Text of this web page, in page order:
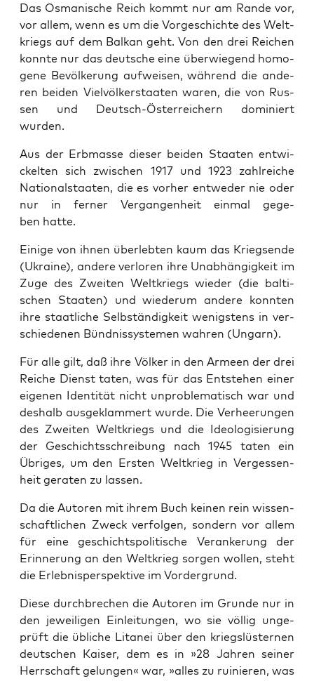
Das Osma­ni­sche Reich kommt nur am Ran­de vor,
vor allem, wenn es um die Vor­ge­schich­te des Welt­
kriegs auf dem Bal­kan geht. Von den drei Rei­chen
konn­te nur das deut­sche eine über­wie­gend homo­
ge­ne Bevöl­ke­rung auf­wei­sen, wäh­rend die ande­
ren bei­den Viel­völ­ker­staa­ten waren, die von Rus­
sen und Deutsch-Öster­rei­chern domi­niert
wurden.
Aus der Erb­mas­se die­ser bei­den Staa­ten ent­wi­
ckel­ten sich zwi­schen 1917 und 1923 zahl­rei­che
Natio­nal­staa­ten, die es vor­her ent­we­der nie oder
nur in fer­ner Ver­gan­gen­heit ein­mal gege­
ben hatte.
Eini­ge von ihnen über­leb­ten kaum das Kriegs­en­de
(Ukrai­ne), ande­re ver­lo­ren ihre Unab­hän­gig­keit im
Zuge des Zwei­ten Welt­kriegs wie­der (die bal­ti­
schen Staa­ten) und wie­der­um ande­re konn­ten
ihre staat­li­che Selb­stän­dig­keit wenigs­tens in ver­
schie­de­nen Bünd­nis­sys­te­men wah­ren (Ungarn).
Für alle gilt, daß ihre Völ­ker in den Armeen der drei
Rei­che Dienst taten, was für das Ent­ste­hen einer
eige­nen Iden­ti­tät nicht unpro­ble­ma­tisch war und
des­halb aus­ge­klam­mert wur­de. Die Ver­hee­run­gen
des Zwei­ten Welt­kriegs und die Ideo­lo­gi­sie­rung
der Geschichts­schrei­bung nach 1945 taten ein
Übri­ges, um den Ers­ten Welt­krieg in Ver­ges­sen­
heit gera­ten zu lassen.
Da die Autoren mit ihrem Buch kei­nen rein wis­sen­
schaft­li­chen Zweck ver­fol­gen, son­dern vor allem
für eine geschichts­po­li­ti­sche Ver­an­ke­rung der
Erin­ne­rung an den Welt­krieg sor­gen wol­len, steht
die Erleb­nis­per­spek­ti­ve im Vordergrund.
Die­se durch­bre­chen die Autoren im Grun­de nur in
den jewei­li­gen Ein­lei­tun­gen, wo sie völ­lig unge­
prüft die übli­che Lita­nei über den kriegs­lüs­ter­nen
deut­schen Kai­ser, dem es in »28 Jah­ren sei­ner
Herr­schaft gelun­gen« war, »alles zu rui­nie­ren, was